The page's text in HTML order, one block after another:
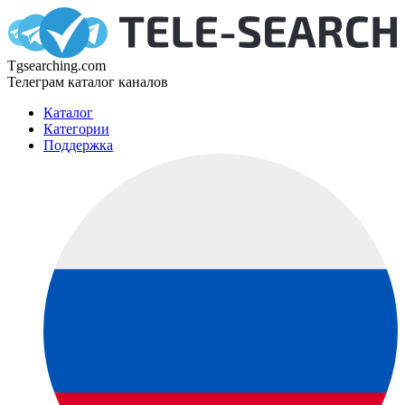
Tgsearching.com
Телеграм каталог каналов
Каталог
Категории
Поддержка